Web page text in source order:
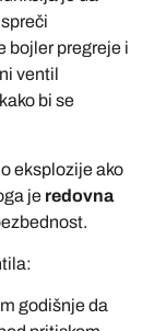
bojler pregreje i
ventil
bi se
eksplozije ako
je redovna
godišnje da